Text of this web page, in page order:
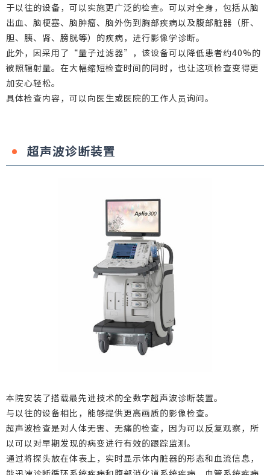
于以往的设备，可以实施更广泛的检查。可以对全身，包括从脑
出血、脑梗塞、脑肿瘤、脑外伤到胸部疾病以及腹部脏器（肝、
胆、胰、肾、膀胱等）的疾病，进行影像学诊断。
此外，因采用了“量子过滤器”，该设备可以降低患者约40%的
被照辐射量。在大幅缩短检查时间的同时，也让这项检查变得更
加安心轻松。
具体检查内容，可以向医生或医院的工作人员询问。
超声波诊断装置
本院安装了搭载最先进技术的全数字超声波诊断装置。
与以往的设备相比，能够提供更高画质的影像检查。
超声波检查是对人体无害、无痛的检查，因为可以反复观察，所
以可以对早期发现的病变进行有效的跟踪监测。
通过将探头放在体表上，实时显示体内脏器的形态和血流信息，